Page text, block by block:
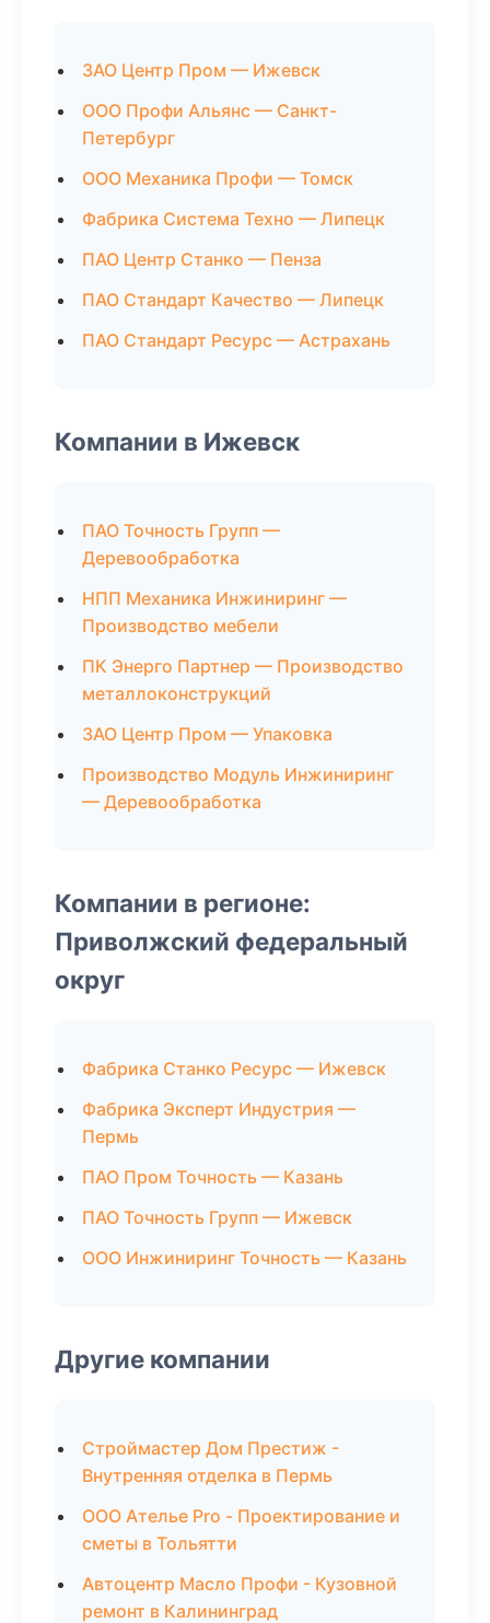
ЗАО Центр Пром — Ижевск
ООО Профи Альянс — Санкт-
Петербург
ООО Механика Профи — Томск
Фабрика Система Техно — Липецк
ПАО Центр Станко — Пенза
ПАО Стандарт Качество — Липецк
ПАО Стандарт Ресурс — Астрахань
Компании в Ижевск
ПАО Точность Групп —
Деревообработка
НПП Механика Инжиниринг —
Производство мебели
ПК Энерго Партнер — Производство
металлоконструкций
ЗАО Центр Пром — Упаковка
Производство Модуль Инжиниринг
— Деревообработка
Компании в регионе:
Приволжский федеральный
округ
Фабрика Станко Ресурс — Ижевск
Фабрика Эксперт Индустрия —
Пермь
ПАО Пром Точность — Казань
ПАО Точность Групп — Ижевск
ООО Инжиниринг Точность — Казань
Другие компании
Строймастер Дом Престиж -
Внутренняя отделка в Пермь
ООО Ателье Pro - Проектирование и
сметы в Тольятти
Автоцентр Масло Профи - Кузовной
ремонт в Калининград